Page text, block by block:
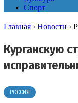
Спорт
Главная › Новости ›
Курганскую
РОССИЯ